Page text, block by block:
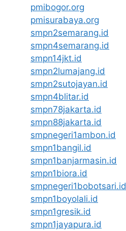
pmibogor.org
pmisurabaya.org
smpn2semarang.id
smpn4semarang.id
smpn14jkt.id
smpn2lumajang.id
smpn2sutojayan.id
smpn4blitar.id
smpn78jakarta.id
smpn88jakarta.id
smpnegeri1ambon.id
smpn1bangil.id
smpn1banjarmasin.id
smpn1biora.id
smpnegeri1bobotsari.id
smpn1boyolali.id
smpn1gresik.id
smpn1jayapura.id